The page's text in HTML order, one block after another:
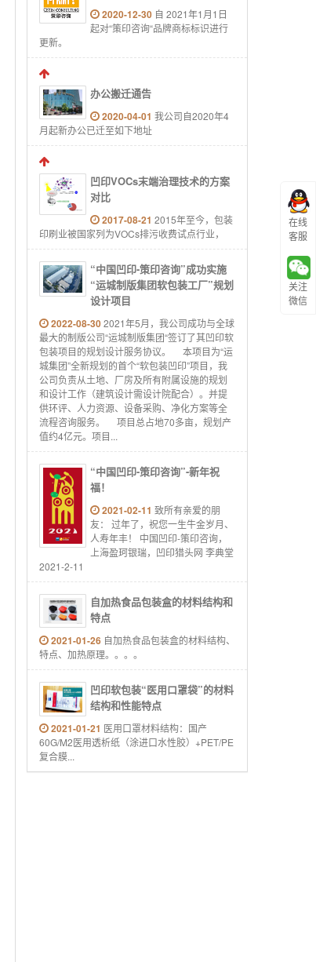
在线
客服
关注
微信
2020-12-30 自 2021年1月1日
起对“策印咨询“品牌商标标识进行
更新。
办公搬迁通告
2020-04-01 我公司自2020年4
月起新办公已迁至如下地址
凹印VOCs末端治理技术的方案
对比
2017-08-21 2015年至今，包装
印刷业被国家列为VOCs排污收费试点行业，
“中国凹印-策印咨询”成功实施
“运城制版集团软包装工厂”规划
设计项目
2022-08-302021年5月，我公司成功与全球
最大的制版公司“运城制版集团“签订了其凹印软
包装项目的规划设计服务协议。 本项目为“运
城集团”全新规划的首个“软包装凹印”项目，我
公司负责从土地、厂房及所有附属设施的规划
和设计工作（建筑设计需设计院配合）。并提
供环评、人力资源、设备采购、净化方案等全
流程咨询服务。 项目总占地70多亩，规划产
值约4亿元。项目...
“中国凹印-策印咨询”-新年祝
福！
2021-02-11 致所有亲爱的朋
友： 过年了，祝您一生牛金岁月、
人寿年丰！ 中国凹印-策印咨询，
上海盈珂银瑞，凹印猎头网 李典堂
2021-2-11
自加热食品包装盒的材料结构和
特点
2021-01-26 自加热食品包装盒的材料结构、
特点、加热原理。。。。
凹印软包装“医用口罩袋”的材料
结构和性能特点
2021-01-21 医用口罩材料结构：国产
60G/M2医用透析纸（涂进口水性胶）+PET/PE
复合膜...